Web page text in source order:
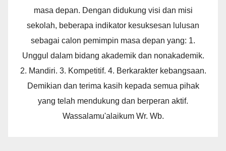
masa depan. Dengan didukung visi dan misi
sekolah, beberapa indikator kesuksesan lulusan
sebagai calon pemimpin masa depan yang: 1.
Unggul dalam bidang akademik dan nonakademik.
2. Mandiri. 3. Kompetitif. 4. Berkarakter kebangsaan.
Demikian dan terima kasih kepada semua pihak
yang telah mendukung dan berperan aktif.
Wassalamu'alaikum Wr. Wb.